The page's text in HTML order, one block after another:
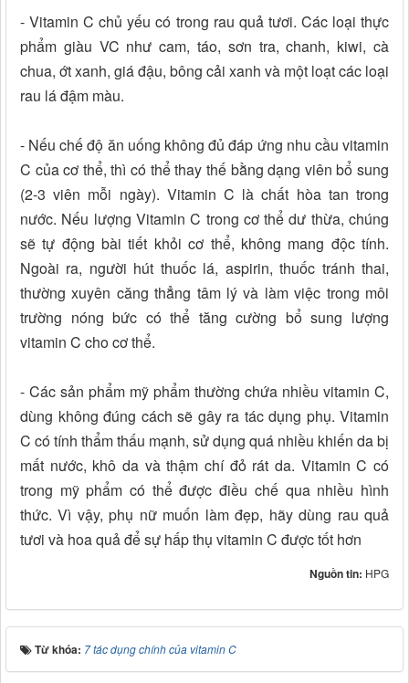
- Vitamin C chủ yếu có trong rau quả tươi. Các loại thực
phẩm giàu VC như cam, táo, sơn tra, chanh, kiwi, cà
chua, ớt xanh, giá đậu, bông cải xanh và một loạt các loại
rau lá đậm màu.
- Nếu chế độ ăn uống không đủ đáp ứng nhu cầu vitamin
C của cơ thể, thì có thể thay thế bằng dạng viên bổ sung
(2-3 viên mỗi ngày). Vitamin C là chất hòa tan trong
nước. Nếu lượng Vitamin C trong cơ thể dư thừa, chúng
sẽ tự động bài tiết khỏi cơ thể, không mang độc tính.
Ngoài ra, người hút thuốc lá, aspirin, thuốc tránh thai,
thường xuyên căng thẳng tâm lý và làm việc trong môi
trường nóng bức có thể tăng cường bổ sung lượng
vitamin C cho cơ thể.
- Các sản phẩm mỹ phẩm thường chứa nhiều vitamin C,
dùng không đúng cách sẽ gây ra tác dụng phụ. Vitamin
C có tính thẩm thấu mạnh, sử dụng quá nhiều khiến da bị
mất nước, khô da và thậm chí đỏ rát da. Vitamin C có
trong mỹ phẩm có thể được điều chế qua nhiều hình
thức. Vì vậy, phụ nữ muốn làm đẹp, hãy dùng rau quả
tươi và hoa quả để sự hấp thụ vitamin C được tốt hơn
Nguồn tin: HPG
Từ khóa: 7 tác dụng chính của vitamin C